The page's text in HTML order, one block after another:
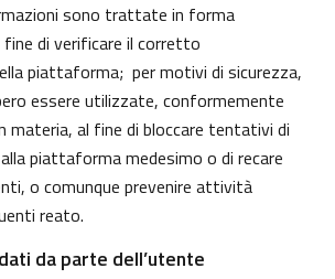
sono trattate in forma
di verificare il corretto
piattaforma; per motivi di sicurezza,
essere utilizzate, conformemente
materia, al fine di bloccare tentativi di
piattaforma medesimo o di recare
o comunque prevenire attività
reato.
da parte dell’utente